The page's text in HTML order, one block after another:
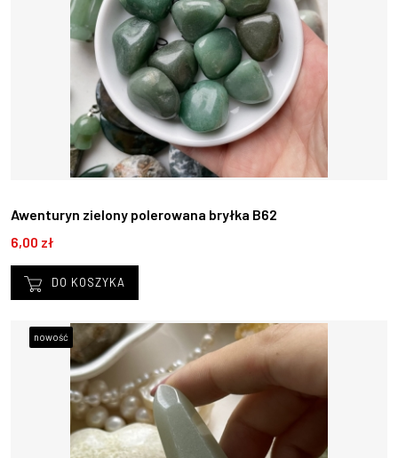
Awenturyn zielony polerowana bryłka B62
6,00 zł
DO KOSZYKA
nowość